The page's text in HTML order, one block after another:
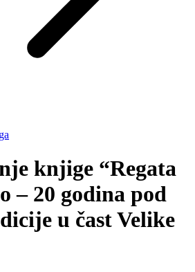
knjige “Regata
– 20 godina pod
u čast Velike